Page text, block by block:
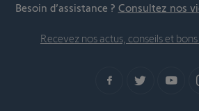
Besoin d’assistance ? Consultez nos
Recevez nos actus, conseils et